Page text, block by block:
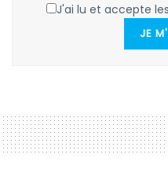
J'ai lu et accepte
JE